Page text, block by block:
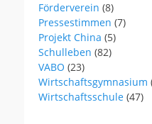
Förderverein (8)
Pressestimmen (7)
Projekt China (5)
Schulleben (82)
VABO (23)
Wirtschaftsgymnasium
Wirtschaftsschule (47)